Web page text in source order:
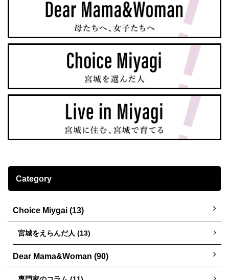
Category
Choice Miygai (13)
宮城をえらんだ人 (13)
Dear Mama&Woman (90)